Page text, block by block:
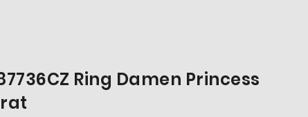
Ring Damen Princess